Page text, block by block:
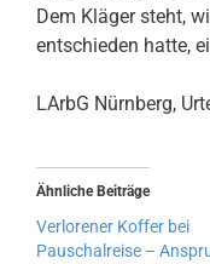
Dem Kläger steht,
entschieden hatte,
LArbG Nürnberg,
Ähnliche Beiträge
Verlorener Koffer bei
Pauschalreise –